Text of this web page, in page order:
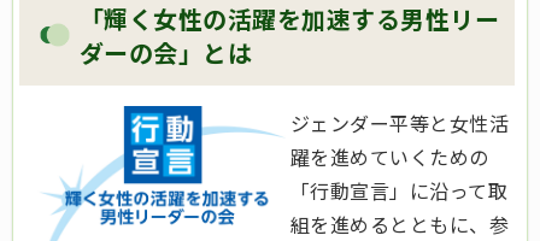
「輝く女性の活躍を加速する男性リー
ダーの会」とは
ジェンダー平等と女性活
躍を進めていくための
「行動宣言」に沿って取
組を進めるとともに、参